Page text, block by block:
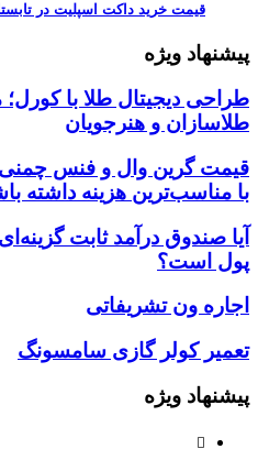
قیمت خرید داکت اسپلیت در تابستان
پیشنهاد ویژه
طراحی دیجیتال طلا با کورل؛
طلاسازان و هنرجویان
قیمت گرین وال و فنس چمنی؛
با مناسب‌ترین هزینه داشته
آیا صندوق درآمد ثابت
پول است؟
اجاره ون تشریفاتی
تعمیر کولر گازی سامسونگ
پیشنهاد ویژه